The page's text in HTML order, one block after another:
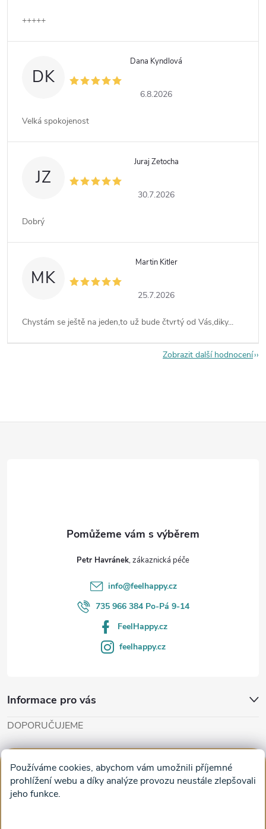
Používáme cookies, abychom vám umožnili příjemné
prohlížení webu a díky analýze provozu neustále zlepšovali
jeho funkce.
+++++
DK
Dana Kyndlová
6.8.2026
Velká spokojenost
JZ
Juraj Zetocha
30.7.2026
Dobrý
MK
Martin Kitler
25.7.2026
Chystám se ještě na jeden,to už bude čtvrtý od Vás,diky...
Zobrazit další hodnocení
Petr Havránek
info@feelhappy.cz
735 966 384 Po-Pá 9-14
FeelHappy.cz
feelhappy.cz
Informace pro vás
DOPORUČUJEME
Obrazy na plátně na zeď a stěnu do obýváku
Facebook